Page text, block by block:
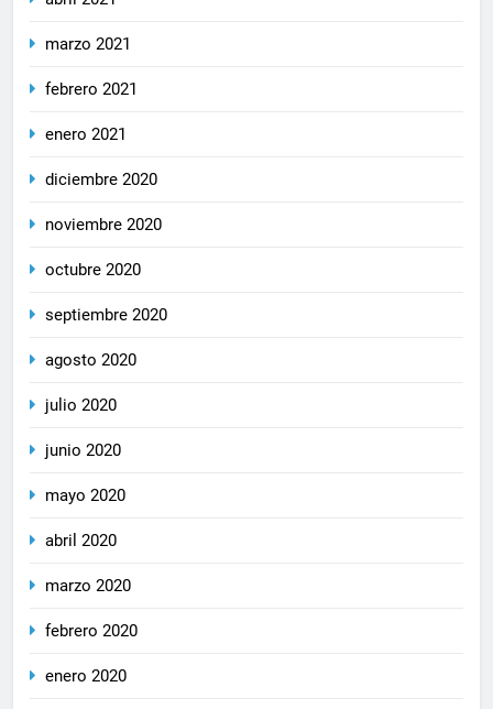
marzo 2021
febrero 2021
enero 2021
diciembre 2020
noviembre 2020
octubre 2020
septiembre 2020
agosto 2020
julio 2020
junio 2020
mayo 2020
abril 2020
marzo 2020
febrero 2020
enero 2020